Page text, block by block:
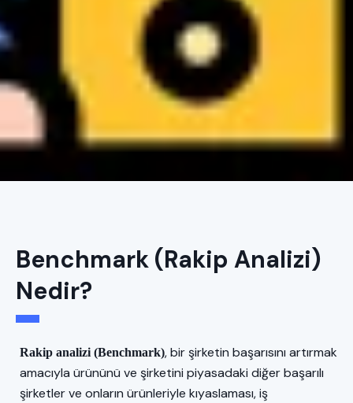
Benchmark (Rakip Analizi)
Nedir?
Rakip analizi (Benchmark), bir şirketin başarısını artırmak
amacıyla ürününü ve şirketini piyasadaki diğer başarılı
şirketler ve onların ürünleriyle kıyaslaması, iş